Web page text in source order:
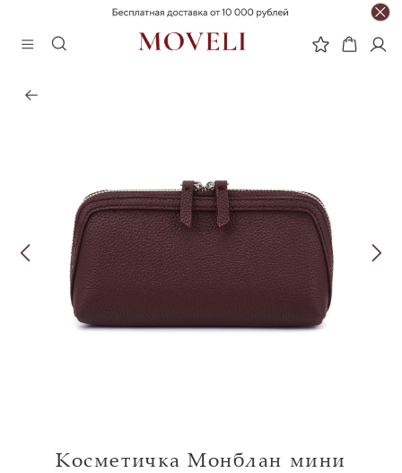
Косметичка Монблан мини